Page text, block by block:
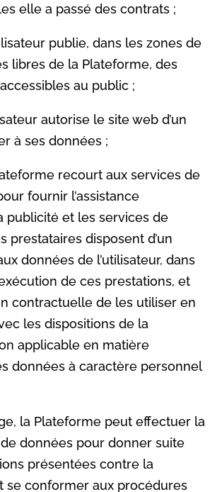
elle a passé des contrats ;
publie, dans les zones de
libres de la Plateforme, des
au public ;
autorise le site web d’un
à ses données ;
recourt aux services de
fournir l’assistance
publicité et les services de
prestataires disposent d’un
données de l’utilisateur, dans
de ces prestations, et
contractuelle de les utiliser en
les dispositions de la
applicable en matière
données à caractère personnel
la Plateforme peut effectuer la
données pour donner suite
présentées contre la
se conformer aux procédures